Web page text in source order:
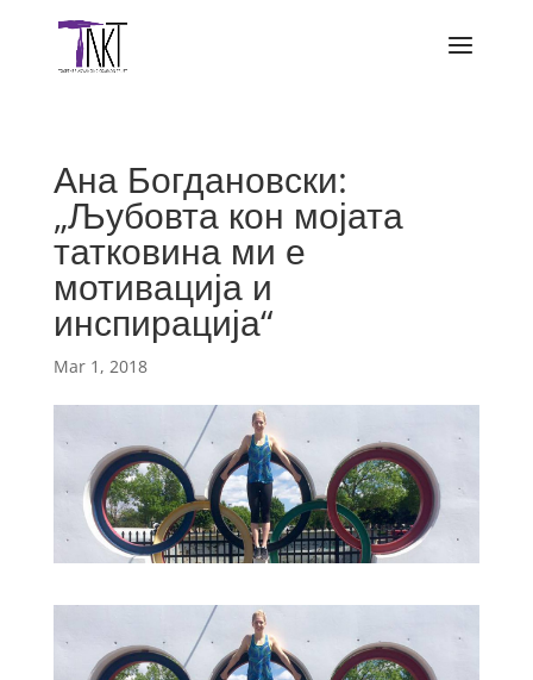
Ана Богдановски:
„Љубовта кон мојата
татковина ми е
мотивација и
инспирација“
Mar 1, 2018